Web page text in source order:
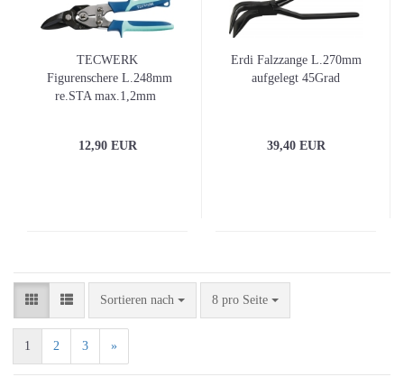
TECWERK
Figurenschere L.248mm
re.STA max.1,2mm
12,90 EUR
Erdi Falzzange L.270mm
aufgelegt 45Grad
39,40 EUR
Sortieren nach
Sortieren nach 8 pro Seite
pro Seite
1 2 3 »